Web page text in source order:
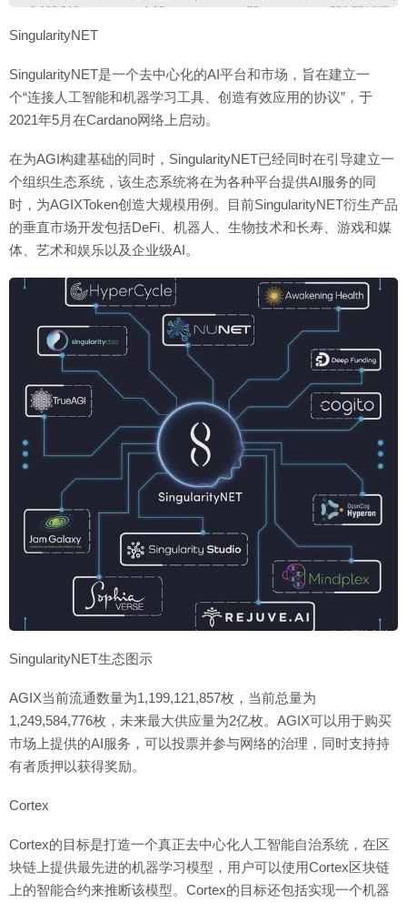
SingularityNET
SingularityNET是一个去中心化的AI平台和市场，旨在建立一
个“连接人工智能和机器学习工具、创造有效应用的协议”，于
2021年5月在Cardano网络上启动。
在为AGI构建基础的同时，SingularityNET已经同时在引导建立一
个组织生态系统，该生态系统将在为各种平台提供AI服务的同
时，为AGIXToken创造大规模用例。目前SingularityNET衍生产品
的垂直市场开发包括DeFi、机器人、生物技术和长寿、游戏和媒
体、艺术和娱乐以及企业级AI。
SingularityNET生态图示
AGIX当前流通数量为1,199,121,857枚，当前总量为
1,249,584,776枚，未来最大供应量为2亿枚。AGIX可以用于购买
市场上提供的AI服务，可以投票并参与网络的治理，同时支持持
有者质押以获得奖励。
Cortex
Cortex的目标是打造一个真正去中心化人工智能自治系统，在区
块链上提供最先进的机器学习模型，用户可以使用Cortex区块链
上的智能合约来推断该模型。Cortex的目标还包括实现一个机器